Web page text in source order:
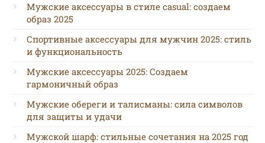
Мужские аксессуары в стиле casual: создаем
образ 2025
Спортивные аксессуары для мужчин 2025: стиль
и функциональность
Мужские аксессуары 2025: Создаем
гармоничный образ
Мужские обереги и талисманы: сила символов
для защиты и удачи
Мужской шарф: стильные сочетания на 2025 год